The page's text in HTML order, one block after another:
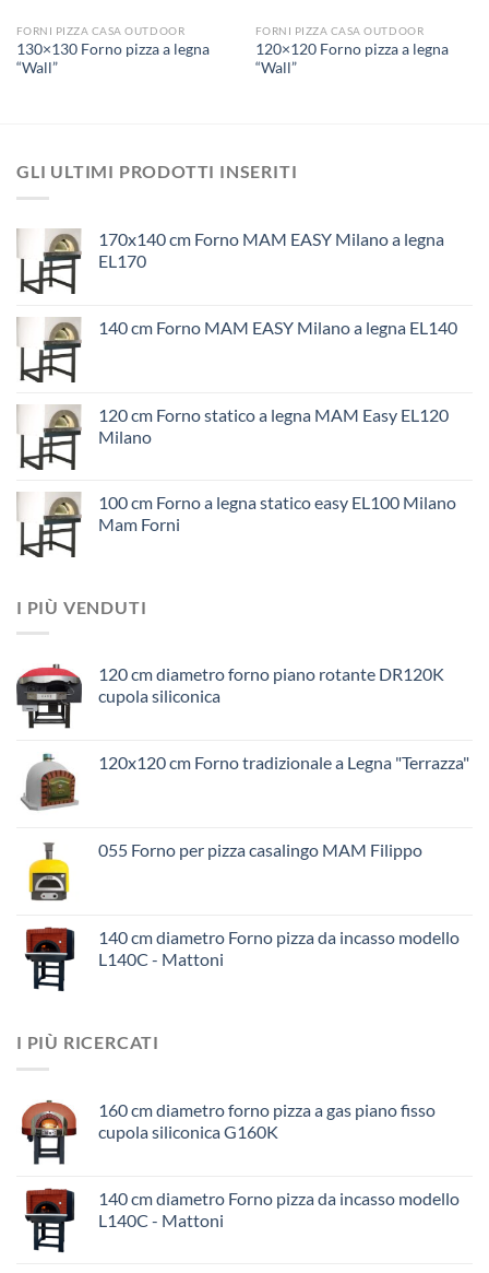
FORNI PIZZA CASA OUTDOOR
130×130 Forno pizza a legna
“Wall”
FORNI PIZZA CASA OUTDOOR
120×120 Forno pizza a legna
“Wall”
GLI ULTIMI PRODOTTI INSERITI
170x140 cm Forno MAM EASY Milano a legna
EL170
140 cm Forno MAM EASY Milano a legna EL140
120 cm Forno statico a legna MAM Easy EL120
Milano
100 cm Forno a legna statico easy EL100 Milano
Mam Forni
I PIÙ VENDUTI
120 cm diametro forno piano rotante DR120K
cupola siliconica
120x120 cm Forno tradizionale a Legna "Terrazza"
055 Forno per pizza casalingo MAM Filippo
140 cm diametro Forno pizza da incasso modello
L140C - Mattoni
I PIÙ RICERCATI
160 cm diametro forno pizza a gas piano fisso
cupola siliconica G160K
140 cm diametro Forno pizza da incasso modello
L140C - Mattoni